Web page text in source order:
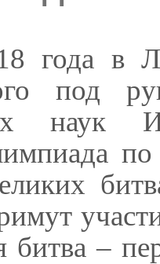
года в
под
наук
по
битва –